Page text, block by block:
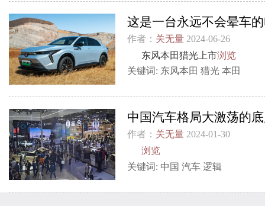
这是一台永远不会晕车
作者： 关无量 2024-06-26
东风本田猎光上市浏览
关键词: 东风本田 猎光 本田
中国汽车格局大激荡的
作者： 关无量 2024-01-30
浏览
关键词: 中国 汽车 逻辑